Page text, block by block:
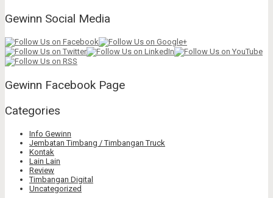
Gewinn Social Media
Gewinn Facebook Page
Categories
Info Gewinn
Jembatan Timbang / Timbangan Truck
Kontak
Lain Lain
Review
Timbangan Digital
Uncategorized